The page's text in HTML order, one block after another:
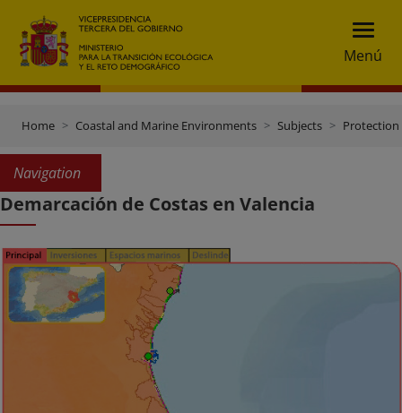
Menú
Home Coastal and Marine Environments Subjects
Navigation
Demarcación de Costas en Valencia